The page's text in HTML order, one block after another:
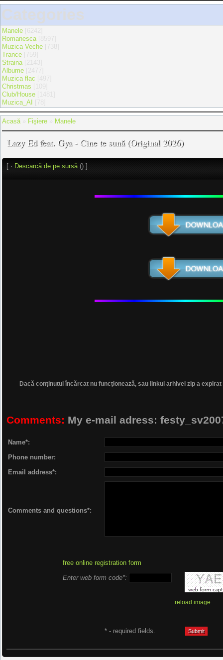
Categories
Manele
Romanesca
Muzica Veche
Trance
Straina
Albume
Muzica flac
Christmas
Club/House
Muzica_AI
Acasă» Fişiere Manele
Lazy Ed feat. Gya - Cine te sună (Original 2026)
[ · Descarcă de pe sursă() ]
Dacă conținutul încărcat nu funcționează, sau linkul arhivei zip a
Comments: My e-mail adress:
Name*:
Phone number:
Email address*:
Comments and questions*:
free online registration form
Enter web form code*:
reload image
* - required fields.